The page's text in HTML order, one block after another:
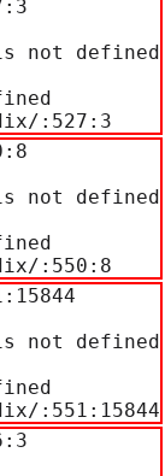
not defined
:527:3
not defined
:550:8
not defined
:551:15844